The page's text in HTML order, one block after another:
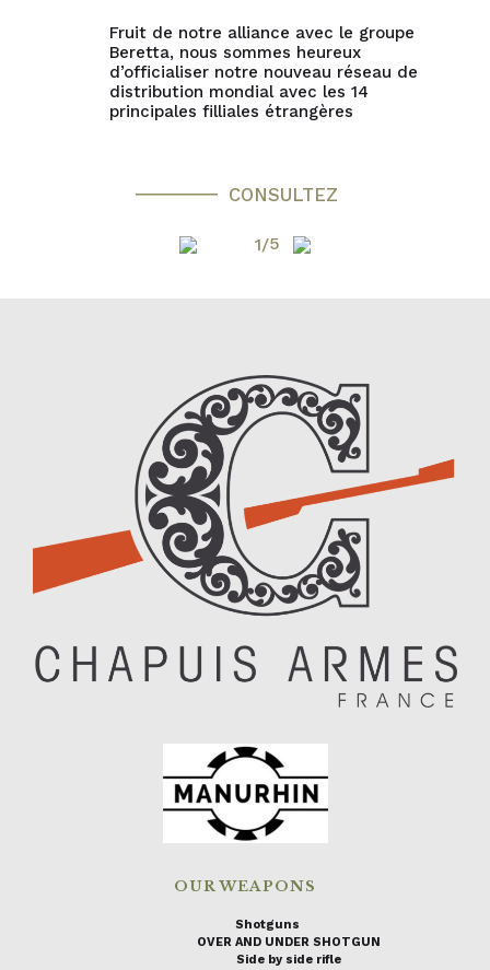
Fruit de notre alliance avec le groupe
Beretta, nous sommes heureux
d’officialiser notre nouveau réseau de
distribution mondial avec les 14
principales filliales étrangères
CONSULTEZ
OUR WEAPONS
Shotguns
OVER AND UNDER SHOTGUN
Side by side rifle